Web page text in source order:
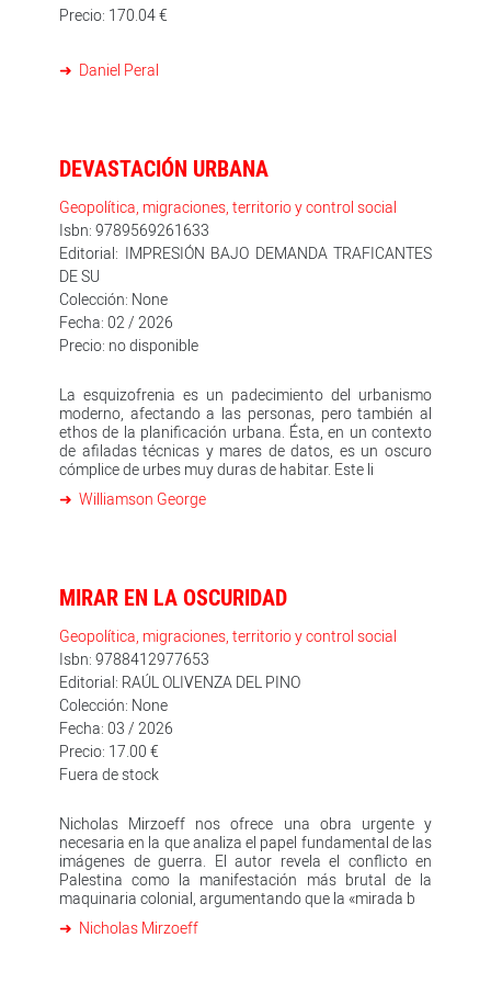
Precio: 170.04 €
Daniel Peral
DEVASTACIÓN URBANA
Geopolítica, migraciones, territorio y control social
Isbn: 9789569261633
Editorial: IMPRESIÓN BAJO DEMANDA TRAFICANTES
DE SU
Colección: None
Fecha: 02 / 2026
Precio: no disponible
La esquizofrenia es un padecimiento del urbanismo
moderno, afectando a las personas, pero también al
ethos de la planificación urbana. Ésta, en un contexto
de afiladas técnicas y mares de datos, es un oscuro
cómplice de urbes muy duras de habitar. Este li
Williamson George
MIRAR EN LA OSCURIDAD
Geopolítica, migraciones, territorio y control social
Isbn: 9788412977653
Editorial: RAÚL OLIVENZA DEL PINO
Colección: None
Fecha: 03 / 2026
Precio: 17.00 €
Fuera de stock
Nicholas Mirzoeff nos ofrece una obra urgente y
necesaria en la que analiza el papel fundamental de las
imágenes de guerra. El autor revela el conflicto en
Palestina como la manifestación más brutal de la
maquinaria colonial, argumentando que la «mirada b
Nicholas Mirzoeff